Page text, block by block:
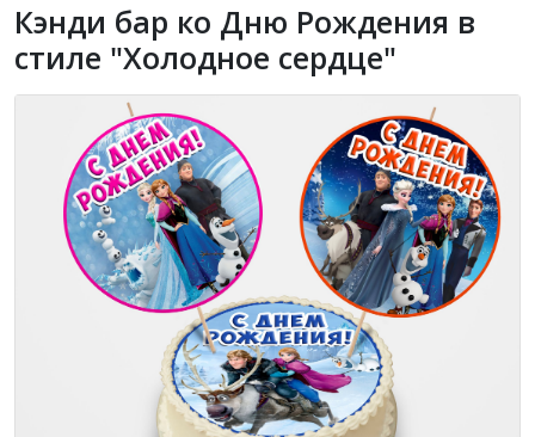
Кэнди бар ко Дню Рождения в
стиле "Холодное сердце"